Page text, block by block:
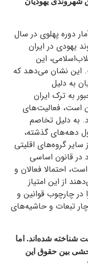
دوره پهلوی در سال
۸۰ هزار شهروند یهودی در ایران
۴۰ سال از انقلاب‌اسلامی، این
است. این نشان می‌دهد که
به دلیل
به ترک ایران
است، فعالیت‌های
به دلیل تخاصم
دهه‌های گذشته،
گروه‌های اقلیتی
در قانون اساسی
احتمالا فعالان و
از این امتیاز
چارچوب قوانین و
تبعات و حاشیه‌های
شناخته شده‌اند. اما
بین حقوق این